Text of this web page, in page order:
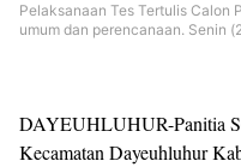
Pelaksanaan Tes Tertulis Calon
umum dan perencanaan. Senin
DAYEUHLUHUR-Panitia
Kecamatan Dayeuhluhur